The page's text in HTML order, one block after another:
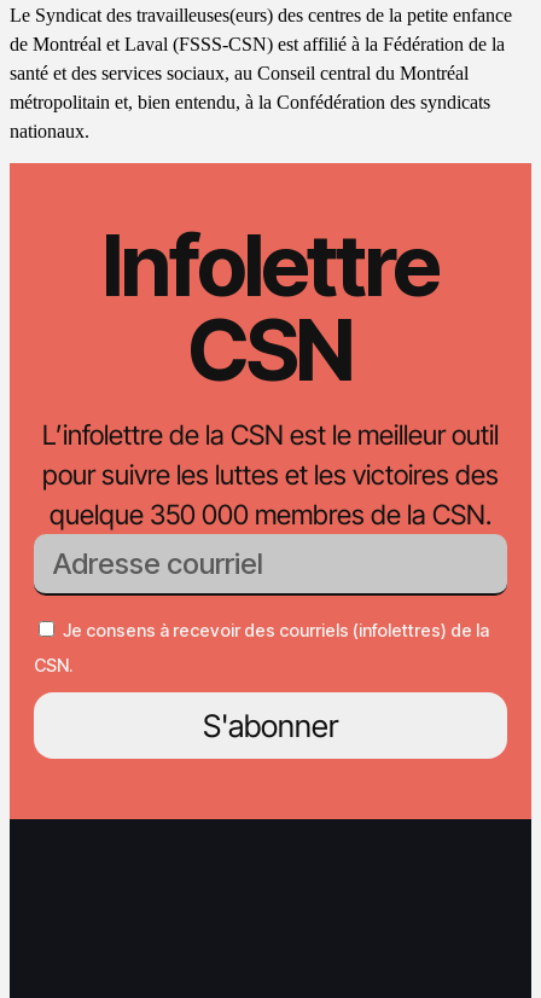
Le Syndicat des travailleuses(eurs) des centres de la petite enfance
de Montréal et Laval (FSSS-CSN) est affilié à la Fédération de la
santé et des services sociaux, au Conseil central du Montréal
métropolitain et, bien entendu, à la Confédération des syndicats
nationaux.
Infolettre
CSN
L’infolettre de la CSN est le meilleur outil
pour suivre les luttes et les victoires des
quelque 350 000 membres de la CSN.
Je consens à recevoir des courriels (infolettres) de la
CSN.
S'abonner